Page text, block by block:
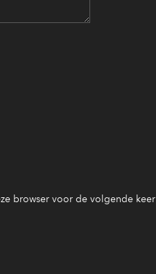
browser voor de volgende